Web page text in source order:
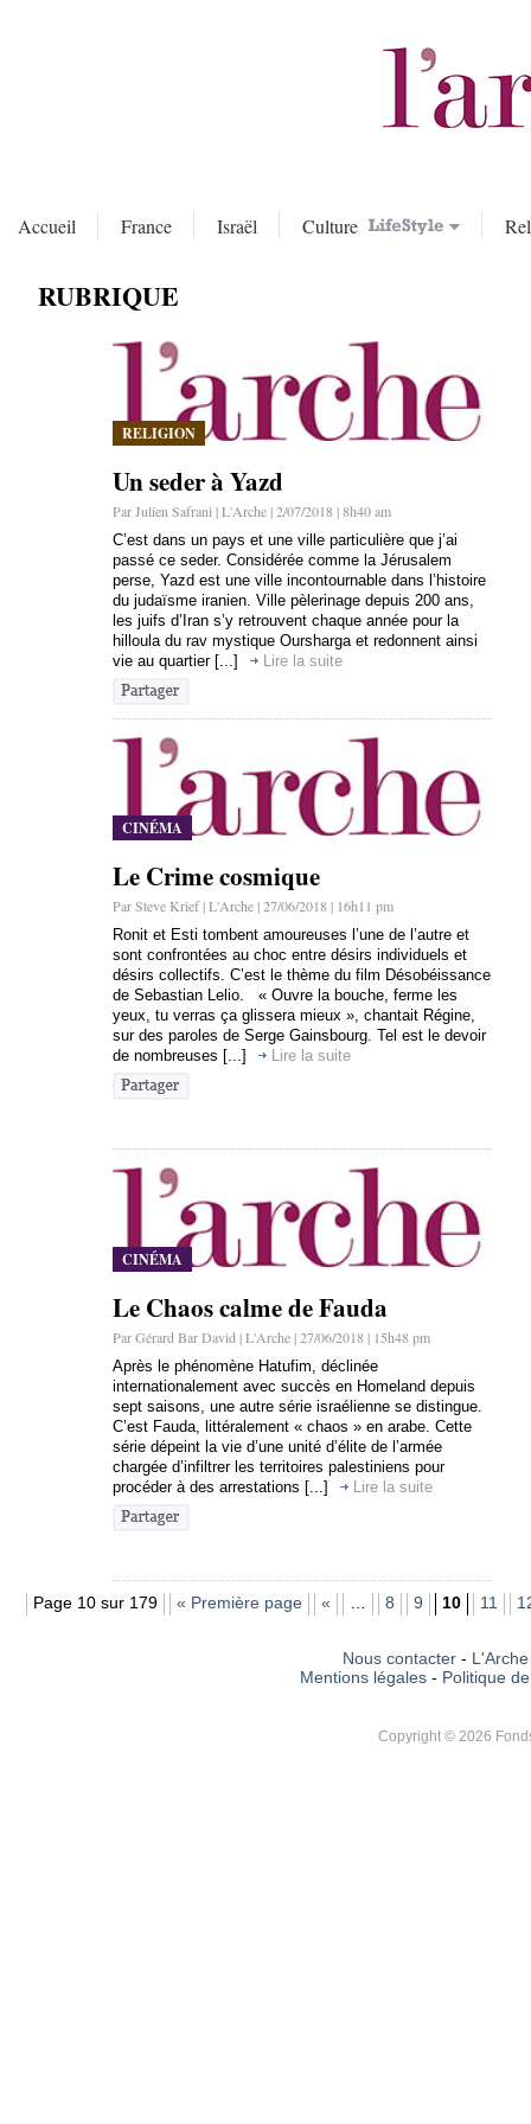
Accueil France Israël Culture
RUBRIQUE
RELIGION
Un seder à Yazd
Par Julien Safrani | L'Arche | 2/07/2018 | 8h40 am
C’est dans un pays et une ville particulière que j’ai
passé ce seder. Considérée comme la Jérusalem
perse, Yazd est une ville incontournable dans l’histoire
du judaïsme iranien. Ville pèlerinage depuis 200 ans,
les juifs d’Iran s’y retrouvent chaque année pour la
hilloula du rav mystique Oursharga et redonnent ainsi
vie au quartier [...]
Lire la suite
CINÉMA
Le Crime cosmique
Par Steve Krief | L'Arche | 27/06/2018 | 16h11 pm
Ronit et Esti tombent amoureuses l’une de l’autre et
sont confrontées au choc entre désirs individuels et
désirs collectifs. C’est le thème du film Désobéissance
de Sebastian Lelio. « Ouvre la bouche, ferme les
yeux, tu verras ça glissera mieux », chantait Régine,
sur des paroles de Serge Gainsbourg. Tel est le devoir
de nombreuses [...]
Lire la suite
CINÉMA
Le Chaos calme de Fauda
Par Gérard Bar David | L'Arche | 27/06/2018 | 15h48 pm
Après le phénomène Hatufim, déclinée
internationalement avec succès en Homeland depuis
sept saisons, une autre série israélienne se distingue.
C’est Fauda, littéralement « chaos » en arabe. Cette
série dépeint la vie d’une unité d’élite de l’armée
chargée d’infiltrer les territoires palestiniens pour
procéder à des arrestations [...]
Lire la suite
Page 10 sur 179 « Première page « 8 9 10 11
Nous contacter-
Mentions légales - Politique
Copyright © 2026